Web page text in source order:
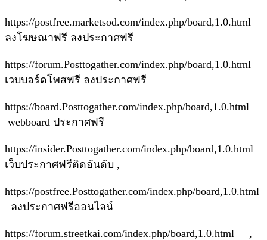
https://postfree.marketsod.com/index.php/board,1.0.html
ลงโฆษณาฟรี ลงประกาศฟรี
https://forum.Posttogather.com/index.php/board,1.0.html
เวบบอร์ดโพสฟรี ลงประกาศฟรี
https://board.Posttogather.com/index.php/board,1.0.html
webboard ประกาศฟรี
https://insider.Posttogather.com/index.php/board,1.0.html
เว็บประกาศฟรีติดอันดับ ,
https://postfree.Posttogather.com/index.php/board,1.0.html
ลงประกาศฟรีออนไลน์
https://forum.streetkai.com/index.php/board,1.0.html ,